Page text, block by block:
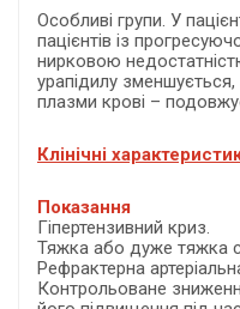
Особливі групи. У
пацієнтів із
нирковою
урапідилу
плазми крові –
Клінічні
Показання
Гіпертензивний криз.
Тяжка або дуже тяжка
Рефрактерна
Контрольоване